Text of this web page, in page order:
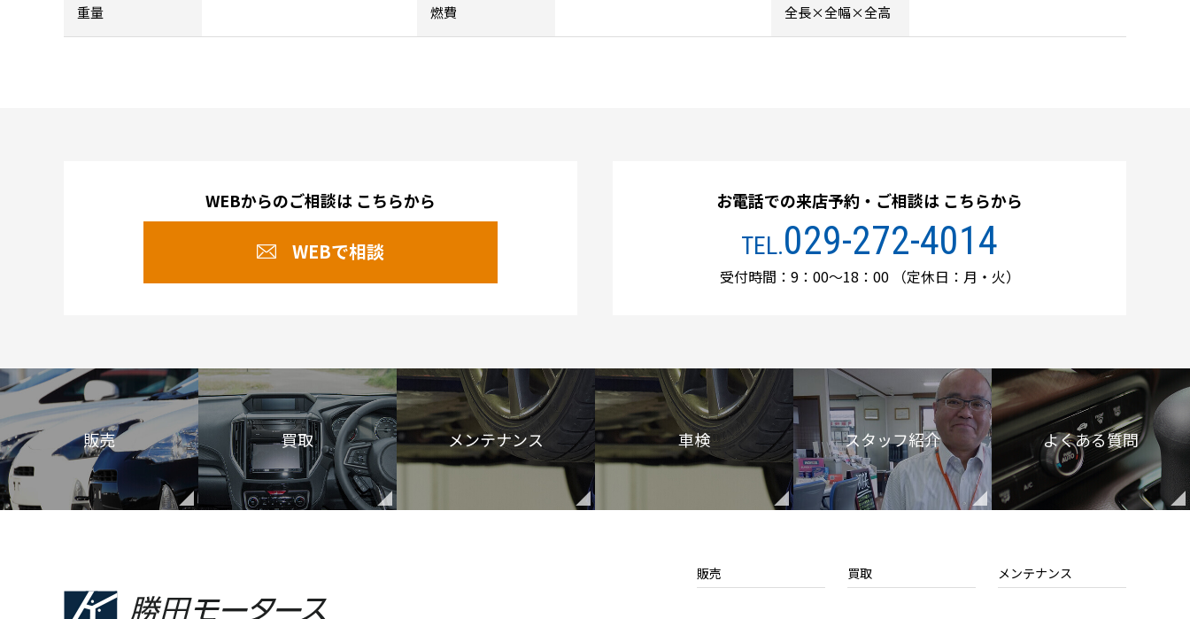
重量 燃費 全長×全幅×全高
WEBからのご相談は こちらから
WEBで相談
お電話での来店予約・ご相談は こちらから
TEL.029-272-4014
受付時間：9：00～18：00（定休日：月・火）
販売 買取 メンテナンス 車検 スタッフ紹介 よくある質問
販売 買取 メンテナンス